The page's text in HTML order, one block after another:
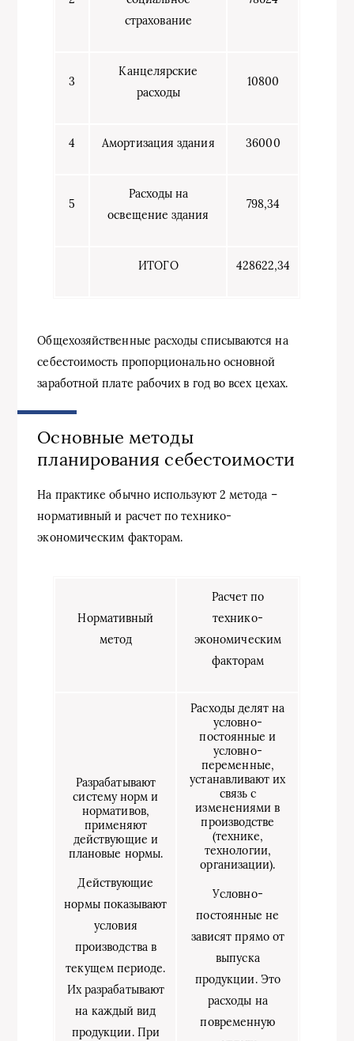
страхование
3
Канцелярские
расходы
10800
4 Амортизация здания 36000
5
Расходы на
освещение здания
798,34
ИТОГО 428622,34
Общехозяйственные расходы списываются на
себестоимость пропорционально основной
заработной плате рабочих в год во всех цехах.
Основные методы
планирования себестоимости
На практике обычно используют 2 метода –
нормативный и расчет по технико-
экономическим факторам.
Нормативный
метод
Расчет по
технико-
экономическим
факторам
Разрабатывают
систему норм и
нормативов,
применяют
действующие и
плановые нормы.
Действующие
нормы показывают
условия
производства в
текущем периоде.
Их разрабатывают
на каждый вид
продукции. При
Расходы делят на
условно-
постоянные и
условно-
переменные,
устанавливают их
связь с
изменениями в
производстве
(технике,
технологии,
организации).
Условно-
постоянные не
зависят прямо от
выпуска
продукции. Это
расходы на
повременную